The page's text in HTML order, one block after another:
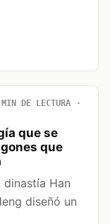
DE LECTURA
que se
que
Han
diseñó un